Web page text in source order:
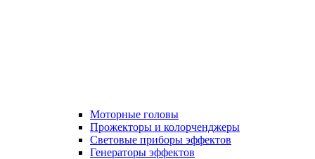
Моторные головы
Прожекторы и колорченджеры
Световые приборы эффектов
Генераторы эффектов